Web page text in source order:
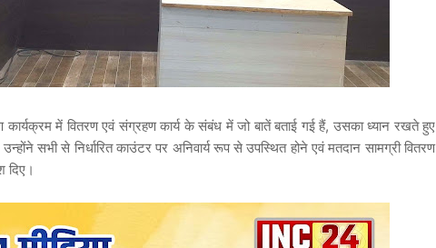
कार्यक्रम में वितरण एवं संग्रहण कार्य के संबंध में जो बातें बताई गई हैं, उसका ध्यान रखते हुए
सभी से निर्धारित काउंटर पर अनिवार्य रूप से उपस्थित होने एवं मतदान सामग्री वितरण
दिए।